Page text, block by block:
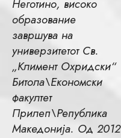
Неготино, високо
образование
завршува на
универзитетот Св.
„Климент Охридски“
Битола\Економски
факултет
Прилеп\Република
Македонија. Од 2012